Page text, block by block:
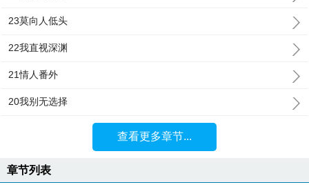
23莫向人低头
22我直视深渊
21情人番外
20我别无选择
查看更多章节...
章节列表